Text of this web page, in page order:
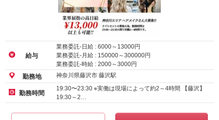
給与
業務委託-日給 : 6000～ 13000円
業務委託-月給 : 150000～300000円
業務委託-時給 : 2000～3000円
勤務地 神奈川県藤沢市 藤沢駅
勤務時間
19:30〜23:30 ※実働は現場によって約2～4時間 【藤沢】
19:30～2…